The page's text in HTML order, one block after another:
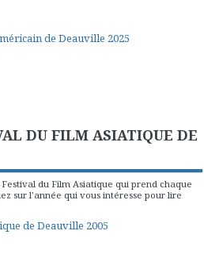
de Deauville 2025
DU FILM ASIATIQUE DE
du Film Asiatique qui prend chaque
sur l'année qui vous intéresse pour lire
de Deauville 2005